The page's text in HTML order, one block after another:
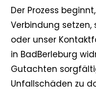
Der Prozess
Verbindung setzen,
oder unser
in BadBerleburg
Gutachten
Unfallschäden zu